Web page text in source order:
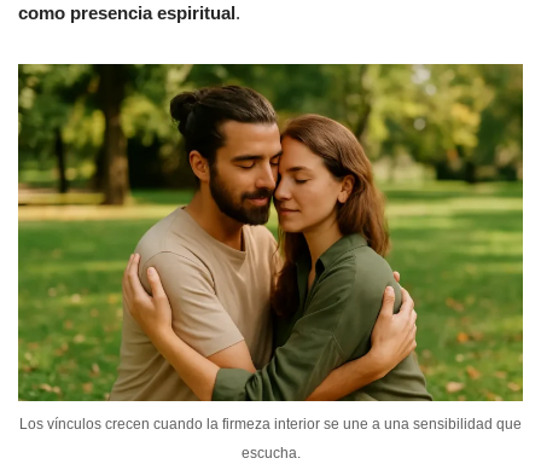
como presencia espiritual.
Los vínculos crecen cuando la firmeza interior se une a una sensibilidad que
escucha.